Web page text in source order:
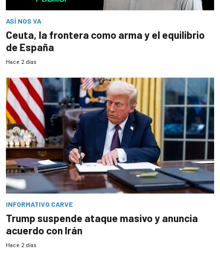
ASÍ NOS VA
Ceuta, la frontera como arma y el equilibrio
de España
Hace 2 días
INFORMATIVO CARVE
Trump suspende ataque masivo y anuncia
acuerdo con Irán
Hace 2 días